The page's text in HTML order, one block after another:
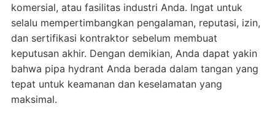
komersial, atau fasilitas industri Anda. Ingat untuk
selalu mempertimbangkan pengalaman, reputasi, izin,
dan sertifikasi kontraktor sebelum membuat
keputusan akhir. Dengan demikian, Anda dapat yakin
bahwa pipa hydrant Anda berada dalam tangan yang
tepat untuk keamanan dan keselamatan yang
maksimal.